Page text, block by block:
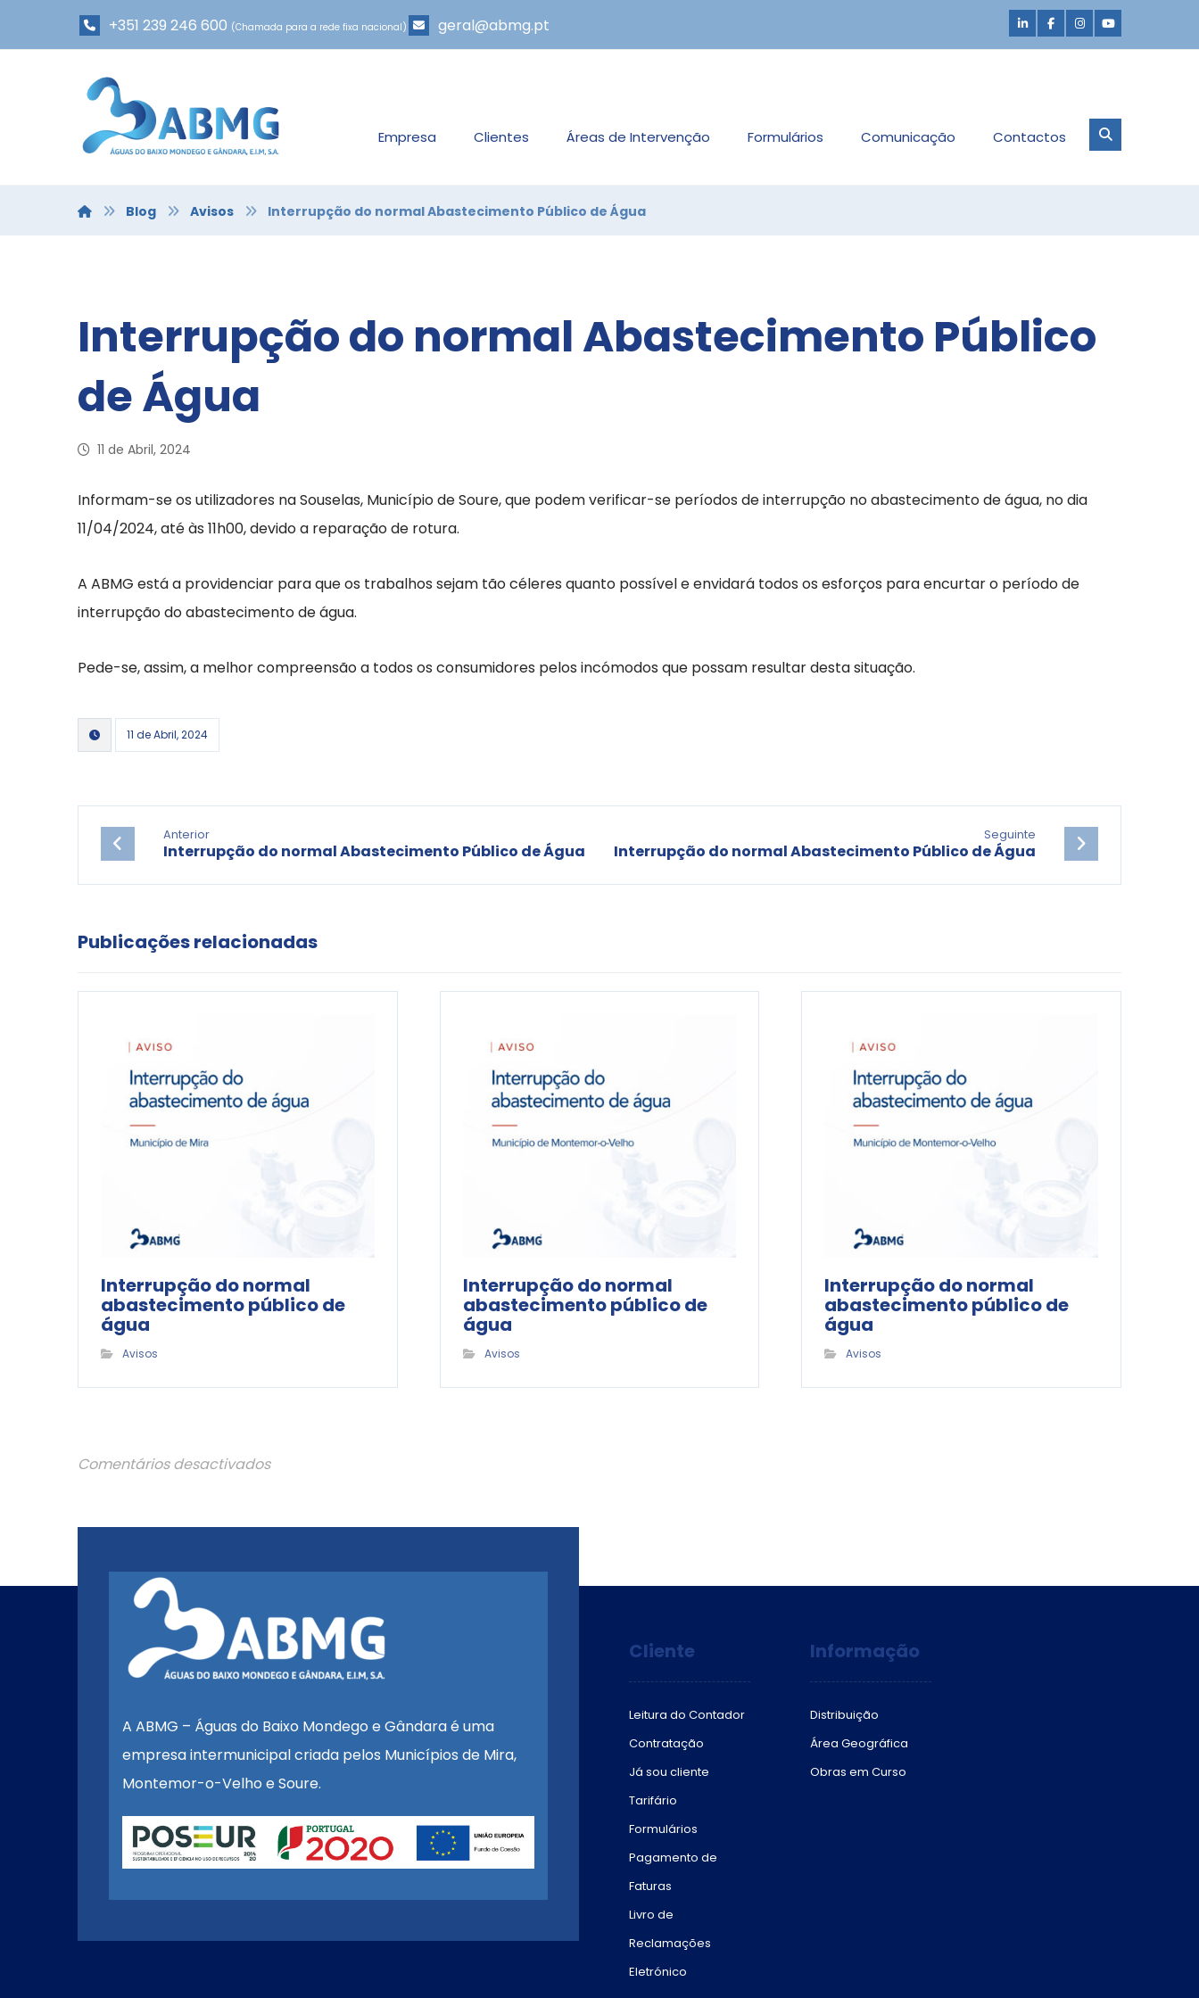
+351 239 246 600 (Chamada para a rede fixa nacional) geral@abmg.pt
Empresa Clientes Áreas de Intervenção Formulários Comunicação Contactos
Blog Avisos Interrupção do normal Abastecimento Público de Água
Interrupção do normal Abastecimento Público
de Água
11 de Abril, 2024
Informam-se os utilizadores na Souselas, Município de Soure, que podem verificar-se períodos de interrupção no abastecimento de água, no dia
11/04/2024, até às 11h00, devido a reparação de rotura.
A ABMG está a providenciar para que os trabalhos sejam tão céleres quanto possível e envidará todos os esforços para encurtar o período de
interrupção do abastecimento de água.
Pede-se, assim, a melhor compreensão a todos os consumidores pelos incómodos que possam resultar desta situação.
11 de Abril, 2024
Anterior
Interrupção do normal Abastecimento Público de Água
Seguinte
Interrupção do normal Abastecimento Público de Água
Publicações relacionadas
Interrupção do normal
abastecimento público de
água
Avisos
Interrupção do normal
abastecimento público de
água
Avisos
Interrupção do normal
abastecimento público de
água
Avisos
Comentários desactivados
A ABMG – Águas do Baixo Mondego e Gândara é uma
empresa intermunicipal criada pelos Municípios de Mira,
Montemor-o-Velho e Soure.
Cliente
Leitura do Contador
Contratação
Já sou cliente
Tarifário
Formulários
Pagamento de
Faturas
Livro de
Reclamações
Eletrónico
Informação
Distribuição
Área Geográfica
Obras em Curso